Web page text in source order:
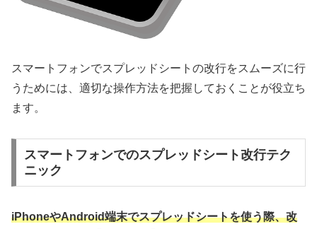
スマートフォンでスプレッドシートの改行をスムーズに行
うためには、適切な操作方法を把握しておくことが役立ち
ます。
スマートフォンでのスプレッドシート改行テク
ニック
iPhoneやAndroid端末でスプレッドシートを使う際、改